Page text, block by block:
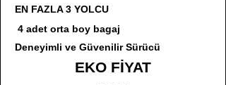
EN FAZLA 3 YOLCU
4 adet orta boy bagaj
Deneyimli ve Güvenilir Sürücü
EKO FİYAT